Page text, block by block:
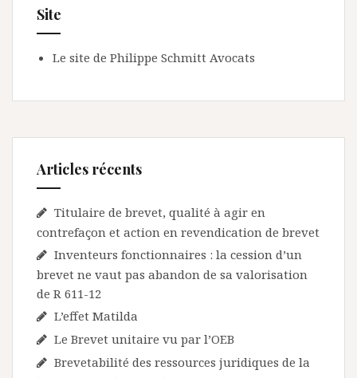
Site
Le site de Philippe Schmitt Avocats
Articles récents
Titulaire de brevet, qualité à agir en
contrefaçon et action en revendication de brevet
Inventeurs fonctionnaires : la cession d’un
brevet ne vaut pas abandon de sa valorisation
de R 611-12
L’effet Matilda
Le Brevet unitaire vu par l’OEB
Brevetabilité des ressources juridiques de la